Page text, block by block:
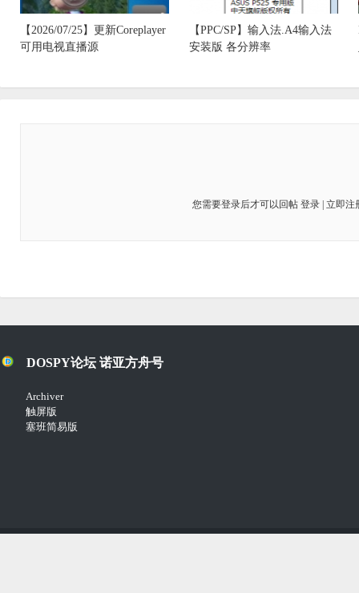
【2026/07/25】更新Coreplayer
可用电视直播源
【PPC/SP】输入法.A4输入法
安装版 各分辨率
您需要登录后才可以回帖 登录| 立即注
DOSPY论坛 诺亚方舟号
Archiver
触屏版
塞班简易版